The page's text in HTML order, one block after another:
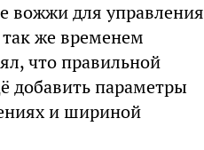
вожжи для управления
так же временем
что правильной
добавить параметры
и шириной